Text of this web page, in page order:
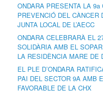
ONDARA PRESENTA LA
PREVENCIÓ DEL
JUNTA LOCAL DE L’AECC
ONDARA CELEBRARÀ EL
SOLIDÀRIA AMB EL
LA RESIDÈNCIA MARE DE
EL PLE D’ONDARA
PAI DEL SECTOR 9A AMB
FAVORABLE DE LA CHX